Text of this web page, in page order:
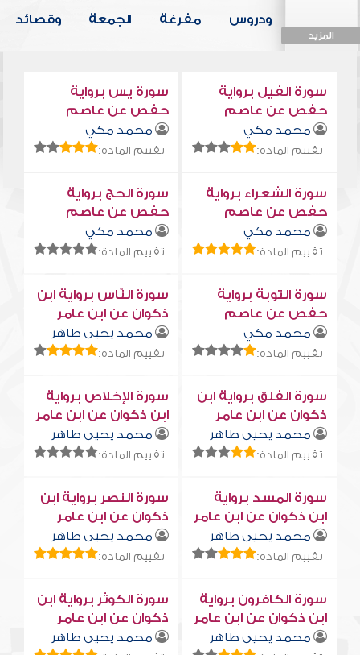
المزيد
ودروس
مفرغة
الجمعة
وقصائد
سورة الفيل برواية
حفص عن عاصم
محمد مكي
تقييم المادة:
سورة يس برواية
حفص عن عاصم
محمد مكي
تقييم المادة:
سورة الشعراء برواية
حفص عن عاصم
محمد مكي
تقييم المادة:
سورة الحج برواية
حفص عن عاصم
محمد مكي
تقييم المادة:
سورة التوبة برواية
حفص عن عاصم
محمد مكي
تقييم المادة:
سورة النّاس برواية ابن
ذكوان عن ابن عامر
محمد يحيى طاهر
تقييم المادة:
سورة الفلق برواية ابن
ذكوان عن ابن عامر
محمد يحيى طاهر
تقييم المادة:
سورة الإخلاص برواية
ابن ذكوان عن ابن عامر
محمد يحيى طاهر
تقييم المادة:
سورة المسد برواية
ابن ذكوان عن ابن عامر
محمد يحيى طاهر
تقييم المادة:
سورة النصر برواية ابن
ذكوان عن ابن عامر
محمد يحيى طاهر
تقييم المادة:
سورة الكافرون برواية
ابن ذكوان عن ابن عامر
محمد يحيى طاهر
سورة الكوثر برواية ابن
ذكوان عن ابن عامر
محمد يحيى طاهر